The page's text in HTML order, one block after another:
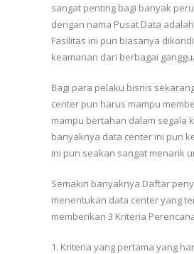
sangat penting bagi banyak
dengan nama Pusat Data
Fasilitas ini pun biasanya
keamanan dari berbagai
Bagi para pelaku bisnis
center pun harus mampu
mampu bertahan dalam segala
banyaknya data center ini pun
ini pun seakan sangat menarik
Semakin banyaknya Daftar
menentukan data center yang
memberikan 3 Kriteria
1. Kriteria yang pertama yang